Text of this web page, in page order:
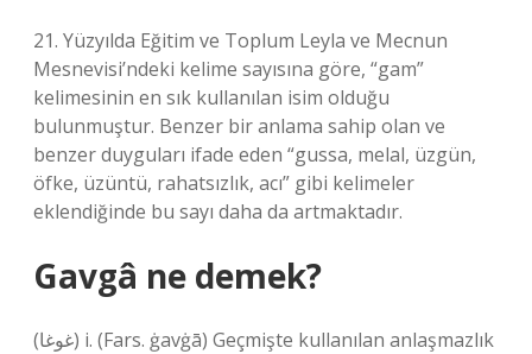
21. Yüzyılda Eğitim ve Toplum Leyla ve Mecnun
Mesnevisi’ndeki kelime sayısına göre, “gam”
kelimesinin en sık kullanılan isim olduğu
bulunmuştur. Benzer bir anlama sahip olan ve
benzer duyguları ifade eden “gussa, melal, üzgün,
öfke, üzüntü, rahatsızlık, acı” gibi kelimeler
eklendiğinde bu sayı daha da artmaktadır.
Gavgâ ne demek?
(ﻏﻮﻏﺎ) i. (Fars. ġavġā) Geçmişte kullanılan anlaşmazlık